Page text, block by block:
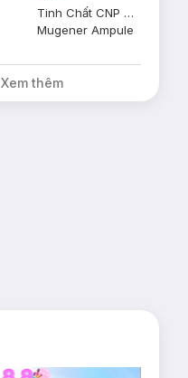
Tinh Chất CNP Laboratory Giảm Sưng Viêm Và Mẩn Đỏ 15ml
Mugener Ampule
Xem thêm